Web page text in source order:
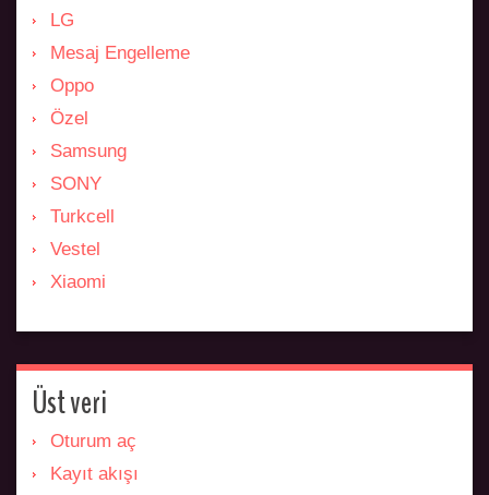
LG
Mesaj Engelleme
Oppo
Özel
Samsung
SONY
Turkcell
Vestel
Xiaomi
Üst veri
Oturum aç
Kayıt akışı